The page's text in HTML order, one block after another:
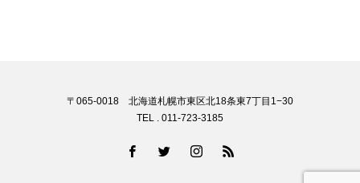
〒065-0018 北海道札幌市東区北18条東7丁目1−30
TEL . 011-723-3185